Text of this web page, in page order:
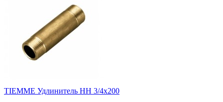
TIEMME Удлинитель НН 3/4х200